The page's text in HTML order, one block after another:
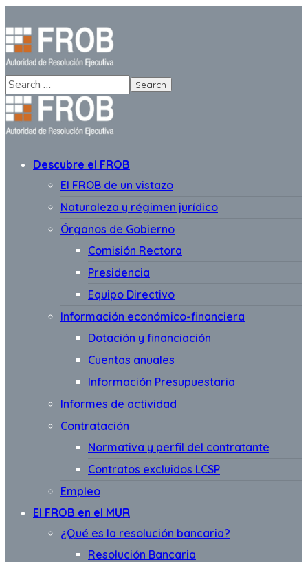
Descubre el FROB
El FROB de un vistazo
Naturaleza y régimen jurídico
Órganos de Gobierno
Comisión Rectora
Presidencia
Equipo Directivo
Información económico-financiera
Dotación y financiación
Cuentas anuales
Información Presupuestaria
Informes de actividad
Contratación
Normativa y perfil del contratante
Contratos excluidos LCSP
Empleo
El FROB en el MUR
¿Qué es la resolución bancaria?
Resolución Bancaria